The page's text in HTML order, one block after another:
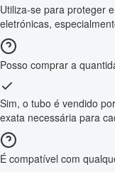
Utiliza-se para proteger
eletrónicas,
Posso comprar a
Sim, o tubo é vendido
exata necessária para
É compatível com